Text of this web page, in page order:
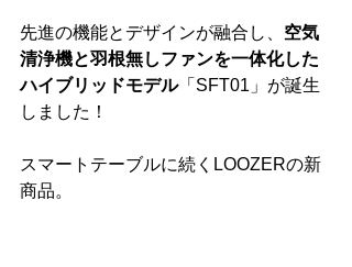
先進の機能とデザインが融合し、 空気
清浄機と羽根無しファンを一体化した
ハイブリッドモデル「SFT01」が誕生
しました！
スマートテーブルに続くLOOZERの新
商品。